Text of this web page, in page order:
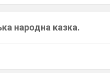
народна казка.